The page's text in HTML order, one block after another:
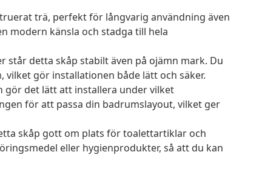
trä, perfekt för långvarig användning även
modern känsla och stadga till hela
detta skåp stabilt även på ojämn mark. Du
gör installationen både lätt och säker.
gör det lätt att installera under vilket
för att passa din badrumslayout, vilket ger
skåp gott om plats för toalettartiklar och
eller hygienprodukter, så att du kan